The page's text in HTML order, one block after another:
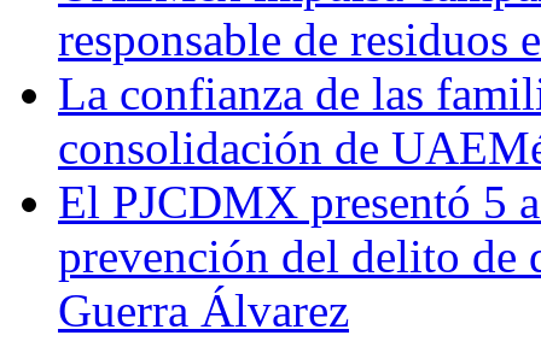
responsable de residuos
La confianza de las
consolidación de
El PJCDMX presentó 5
prevención del delito de
Guerra Álvarez